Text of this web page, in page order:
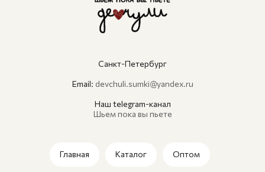
Санкт-Петербург
Email: devchuli.sumki@yandex.ru
Наш telegram-канал
Шьем пока вы пьете
Главная Каталог Оптом